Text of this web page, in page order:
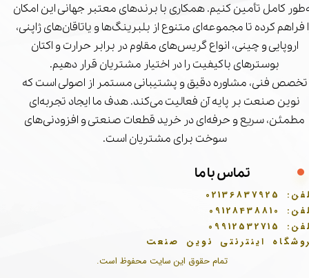
تمام حقوق این سایت محفوظ است.
کامل تأمین کنیم. همکاری با برندهای معتبر جهانی این امکان
فراهم کرده تا مجموعه‌ای متنوع از بلبرینگ‌ها و یاتاقان‌های ژاپنی،
اروپایی و چینی، انواع گریس‌های مقاوم در برابر حرارت و اکتان
بوسترهای باکیفیت را در اختیار مشتریان قرار دهیم.
تخصص فنی، مشاوره دقیق و پشتیبانی مستمر از اصولی است که
نوین صنعت بر پایه آن فعالیت می‌کند. هدف ما ایجاد تجربه‌ای
مطمئن، سریع و حرفه‌ای در خرید قطعات صنعتی و افزودنی‌های
سوخت برای مشتریان است.
تماس با ما
02136837925
09128438810
09912532715
اینترنتی نوین صنعت